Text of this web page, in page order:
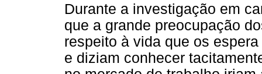
Durante a investigação em
que a grande preocupação
respeito à vida que os
e diziam conhecer